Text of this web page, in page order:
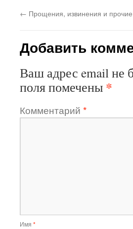
← Прощения, извинения и
Добавить
Ваш адрес email не
поля помечены *
Комментарий *
Имя *